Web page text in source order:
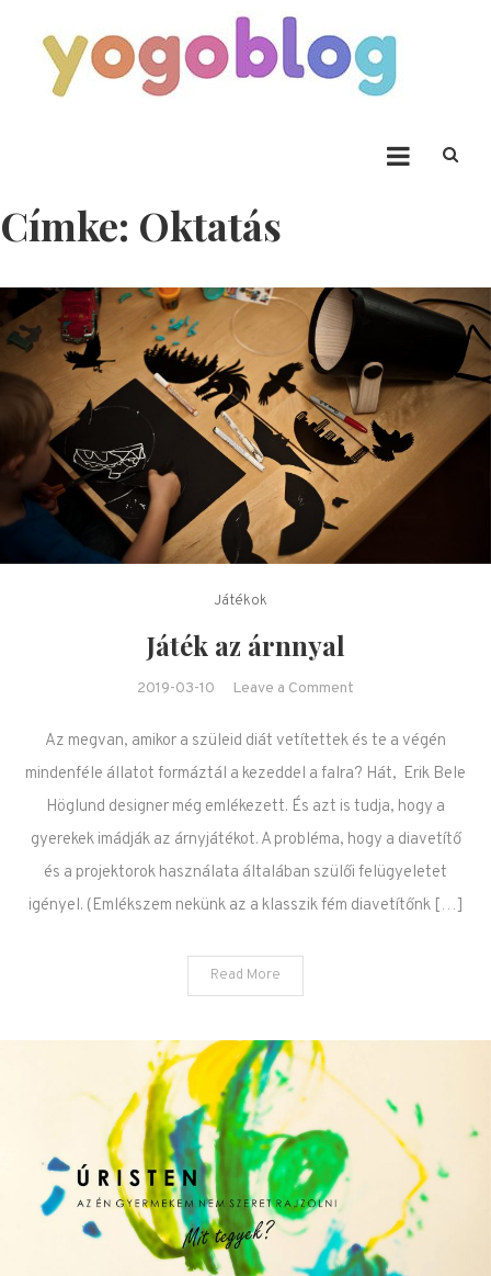
Címke: Oktatás
Játékok
Játék az árnnyal
2019-03-10 Leave a Comment
Az megvan, amikor a szüleid diát vetítettek és te a végén
mindenféle állatot formáztál a kezeddel a falra? Hát, Erik Bele
Höglund designer még emlékezett. És azt is tudja, hogy a
gyerekek imádják az árnyjátékot. A probléma, hogy a diavetítő
és a projektorok használata általában szülői felügyeletet
igényel. (Emlékszem nekünk az a klasszik fém diavetítőnk […]
Read More